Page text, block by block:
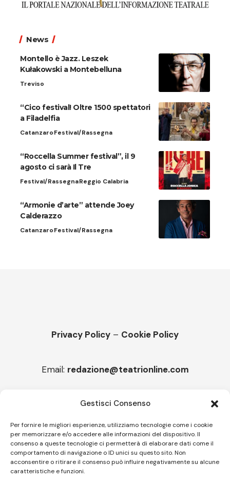
Gestisci Consenso
Per fornire le migliori esperienze, utilizziamo tecnologie come i cookie
per memorizzare e/o accedere alle informazioni del dispositivo. Il
consenso a queste tecnologie ci permetterà di elaborare dati come il
comportamento di navigazione o ID unici su questo sito. Non
acconsentire o ritirare il consenso può influire negativamente su alcune
caratteristiche e funzioni.
News
Montello è Jazz. Leszek
Kułakowski a Montebelluna
Treviso
“Cico festival! Oltre 1500 spettatori
a Filadelfia
CatanzaroFestival/Rassegna
“Roccella Summer festival”, il 9
agosto ci sarà Il Tre
Festival/RassegnaReggio Calabria
“Armonie d’arte” attende Joey
Calderazzo
CatanzaroFestival/Rassegna
Privacy Policy – Cookie Policy
Email: redazione@teatrionline.com
“Cico festival! Oltre 1500 spettatori a Filadelfia